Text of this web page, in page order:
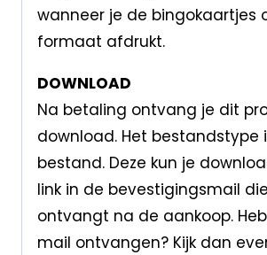
wanneer je de bingokaartjes
formaat afdrukt.
DOWNLOAD
Na betaling ontvang je dit
download. Het bestandstype
bestand. Deze kun je
link in de bevestigingsmail
ontvangt na de aankoop.
mail ontvangen? Kijk dan